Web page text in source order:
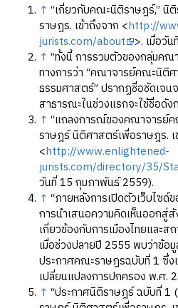
↑ “เกี่ยวกับคณะนิติราษฎร์,” นิ
ราษฎร. เข้าถึงจาก <http://
jurists.com/about >. เมื่อวั
↑ “ทั้งนี้ การรวมตัวของกลุ่มคณ
ทางการว่า “คณาจารย์คณะนิติ
ธรรมศาสตร์” ปรากฏชื่อชัดเจ
สาธารณะในช่วงแรกจะใช้ชื่อดัง
↑ “แถลงการณ์ของคณาจารย์
ราษฎร์ นิติศาสตร์เพื่อราษฎร. เ
<http://www.enlightened-
jurists.com/directory/35/
วันที่ 15 กุมภาพันธ์ 2559).
↑ “ภายหลังการเปิดตัวเว็บไซ
การนำเสนอความคิดเห็นออกสู่
เกี่ยวข้องกับการเมืองไทยและส
เมื่อช่วงปลายปี 2555 พบว่าข้อ
ประกาศคณะราษฎรฉบับที่ 1 ซึ่ง
เปลี่ยนแปลงการปกครอง พ.ศ.
↑ “ประกาศนิติราษฎร์ ฉบับที่ 1